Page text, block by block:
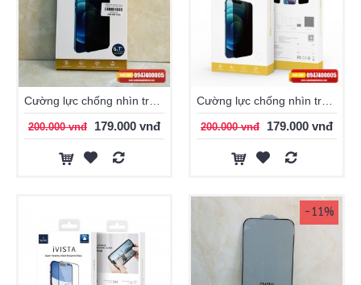
200.000 vnđ 179.000 vnđ 200.000 vnđ 179.000 vnđ
-11%